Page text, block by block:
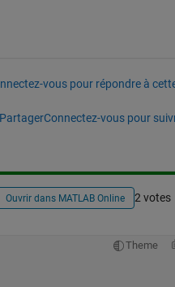
vous pour répondre à
PartagerConnectez-vous pour
Ouvrir dans MATLAB Online 2 votes
Theme